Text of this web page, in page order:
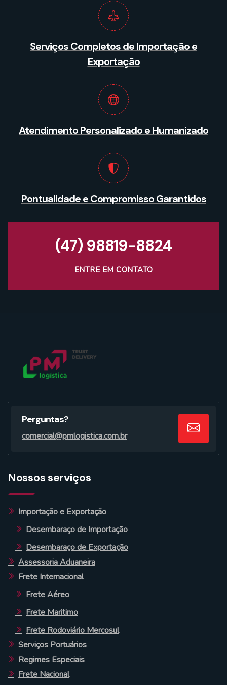
Serviços Completos de Importação e
Exportação
Atendimento Personalizado e Humanizado
Pontualidade e Compromisso Garantidos
(47) 98819-8824
ENTRE EM CONTATO
Perguntas?
comercial@pmlogistica.com.br
Nossos serviços
Importação e Exportação
Desembaraço de Importação
Desembaraço de Exportação
Assessoria Aduaneira
Frete Internacional
Frete Aéreo
Frete Maritimo
Frete Rodoviário Mercosul
Serviços Portuários
Regimes Especiais
Frete Nacional